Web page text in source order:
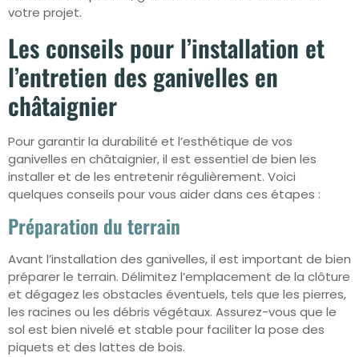
votre projet.
Les conseils pour l’installation et
l’entretien des ganivelles en
châtaignier
Pour garantir la durabilité et l’esthétique de vos
ganivelles en châtaignier, il est essentiel de bien les
installer et de les entretenir régulièrement. Voici
quelques conseils pour vous aider dans ces étapes :
Préparation du terrain
Avant l’installation des ganivelles, il est important de bien
préparer le terrain. Délimitez l’emplacement de la clôture
et dégagez les obstacles éventuels, tels que les pierres,
les racines ou les débris végétaux. Assurez-vous que le
sol est bien nivelé et stable pour faciliter la pose des
piquets et des lattes de bois.